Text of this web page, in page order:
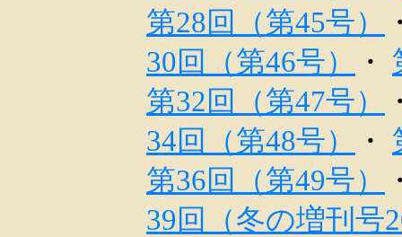
第28回（第45号）
30回（第46号）
・
第32回（第47号）
34回（第48号）
・
第36回（第49号）
39回（冬の増刊号